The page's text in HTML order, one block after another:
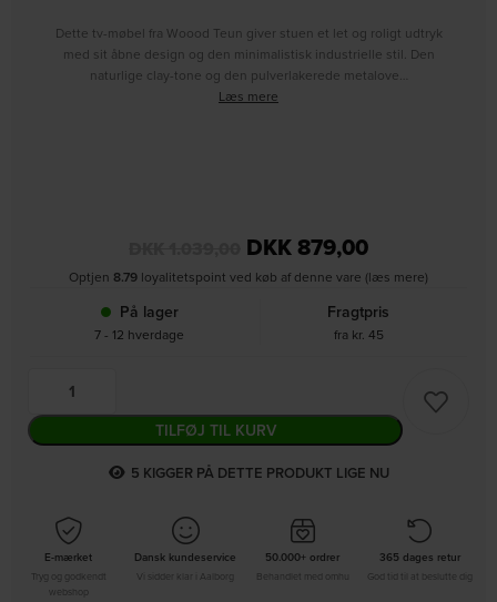
Dette tv-møbel fra Woood Teun giver stuen et let og roligt udtryk
med sit åbne design og den minimalistisk industrielle stil. Den
naturlige clay-tone og den pulverlakerede metalove…
Læs mere
DKK 879,00
Optjen 8.79 loyalitetspoint ved køb af denne vare (læs mere)
På lager
7 - 12 hverdage
Fragtpris
fra kr. 45
TILFØJ TIL KURV
4 KIGGER PÅ DETTE PRODUKT LIGE NU
E-mærket
Tryg og godkendt
Dansk kundeservice
Vi sidder klar i Aalborg
50.000+ ordrer
Behandlet med omhu
365 dages retur
God tid til at beslutte dig